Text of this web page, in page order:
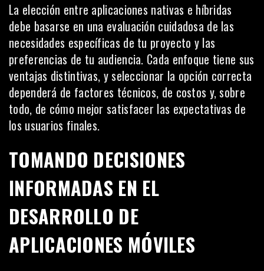
La elección entre aplicaciones nativas e híbridas
debe basarse en una evaluación cuidadosa de las
necesidades específicas de tu proyecto y las
preferencias de tu audiencia. Cada enfoque tiene sus
ventajas distintivas, y seleccionar la opción correcta
dependerá de factores técnicos, de costos y, sobre
todo, de cómo mejor satisfacer las expectativas de
los usuarios finales.
TOMANDO DECISIONES
INFORMADAS EN EL
DESARROLLO DE
APLICACIONES MÓVILES